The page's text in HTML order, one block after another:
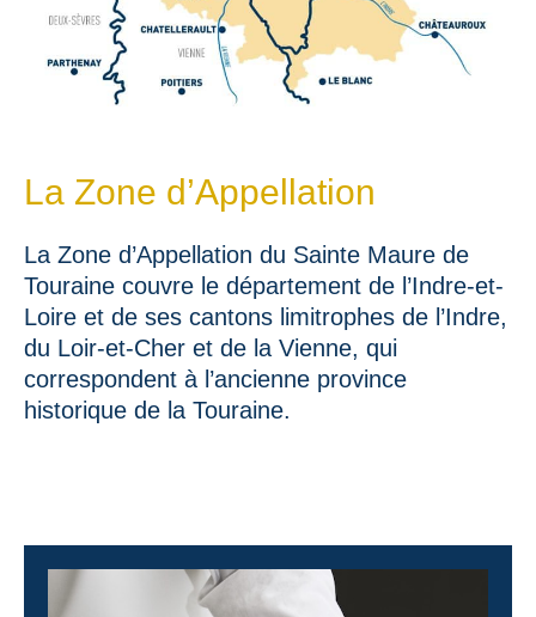
La Zone d’Appellation
La Zone d’Appellation du Sainte Maure de
Touraine couvre le département de l’Indre-et-
Loire et de ses cantons limitrophes de l’Indre,
du Loir-et-Cher et de la Vienne, qui
correspondent à l’ancienne province
historique de la Touraine.